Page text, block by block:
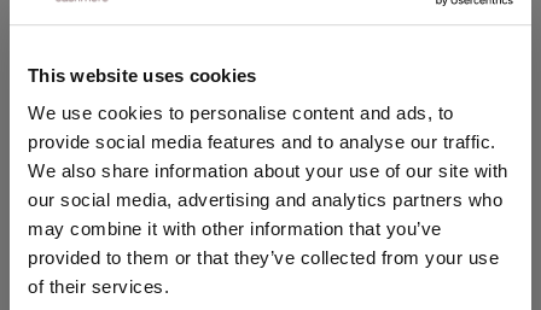
This website uses cookies
We use cookies to personalise content and ads, to
provide social media features and to analyse our traffic.
We also share information about your use of our site with
our social media, advertising and analytics partners who
may combine it with other information that you’ve
provided to them or that they’ve collected from your use
of their services.
TAILLE & COUPE
ENTRETIEN
LIVRAISON ET RETOURS
CHANGER DE PAYS
Vous visitez Repeat cashmere depuis Pays - Bas (€).
Souhaitez-vous mettre à jour votre localisation ?
États-Unis ($)